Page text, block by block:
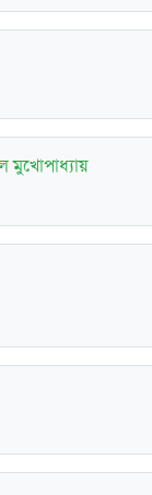
মুখোপাধ্যায়